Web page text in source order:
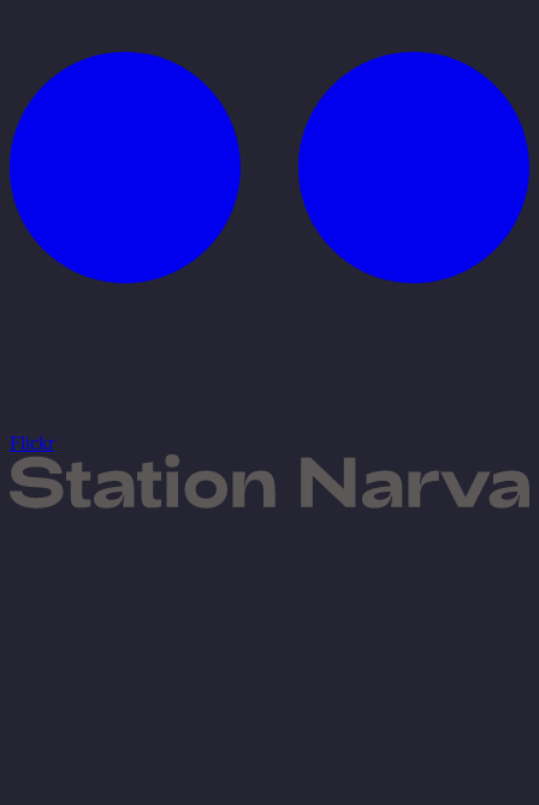
Flickr